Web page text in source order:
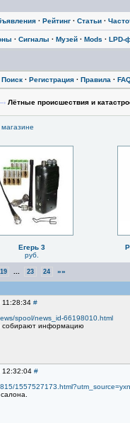
· Рейтинг · Статьи ·
· Сигналы · Музей · Mods · LPD-
Поиск · Регистрация · Правила ·
Лётные происшествия и
Егерь 3
руб.
19 23 24 »»
11:28:34 #
spool/news_id-66198010.html
собирают информацию
12:32:04 #